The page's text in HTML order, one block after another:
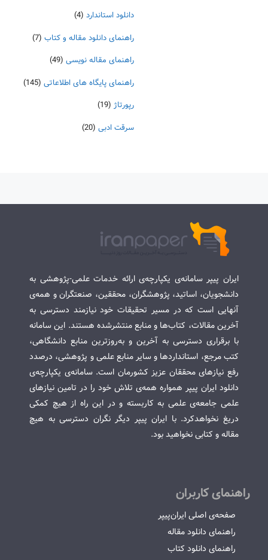
دانلود استاندارد (4)
راهنمای دانلود مقاله و کتاب (7)
راهنمای مقاله نویسی (49)
راهنمای پایگاه های اطلاعاتی (145)
رپورتاژ (19)
سرقت ادبی (20)
ایران پیپر سامانه‌ی یکپارچه‌ی ارائه خدمات علمی-پژوهشی به
دانشجویان، اساتید، پژوهشگران، محققین، صنعتگران و همه‌ی
آنهایی است که در مسیر تحقیقات خود نیازمند دسترسی به
آخرین مقالات، کتاب‌ها و منابع منتشرشده هستند. این سامانه
با برقراری دسترسی به آخرین و به‌روزترین منابع دانشگاهی،
کتب مرجع، استانداردها و سایر منابع علمی و پژوهشی، درصدد
رفع نیازهای محققان عزیز کشورمان است. سامانه‌ی یکپارچه‌ی
دانلود ایران پیپر همواره همه‌ی تلاش خود را در تامین نیازهای
علمی جامعه‌ی علمی به کاربسته و در این راه از هیچ کمکی
دریغ نخواهدکرد. با ایران پیپر دیگر نگران دسترسی به هیچ
مقاله و کتابی نخواهید بود.
راهنمای کاربران
صفحه‌ی اصلی ایران‌پیپر
راهنمای دانلود مقاله
راهنمای دانلود کتاب